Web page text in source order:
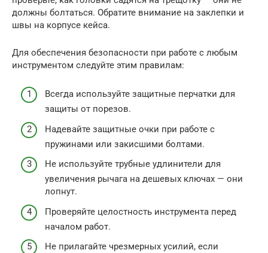
должны болтаться. Обратите внимание на заклепки и
швы на корпусе кейса.
Для обеспечения безопасности при работе с любым
инструментом следуйте этим правилам:
Всегда используйте защитные перчатки для
защиты от порезов.
Надевайте защитные очки при работе с
пружинами или закисшими болтами.
Не используйте трубные удлинители для
увеличения рычага на дешевых ключах — они
лопнут.
Проверяйте целостность инструмента перед
началом работ.
Не прилагайте чрезмерных усилий, если